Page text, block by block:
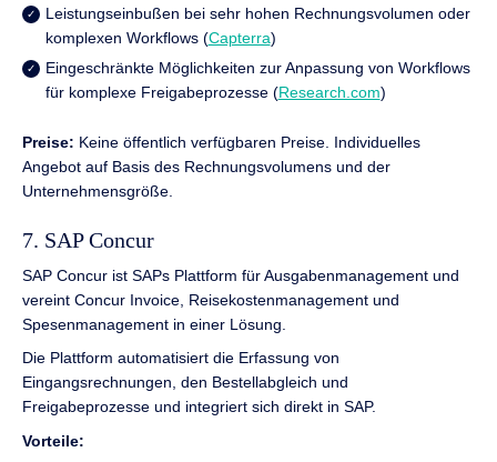
Leistungseinbußen bei sehr hohen Rechnungsvolumen oder
komplexen Workflows (Capterra)
Eingeschränkte Möglichkeiten zur Anpassung von Workflows
für komplexe Freigabeprozesse (Research.com)
Preise: Keine öffentlich verfügbaren Preise. Individuelles
Angebot auf Basis des Rechnungsvolumens und der
Unternehmensgröße.
7. SAP Concur
SAP Concur ist SAPs Plattform für Ausgabenmanagement und
vereint Concur Invoice, Reisekostenmanagement und
Spesenmanagement in einer Lösung.
Die Plattform automatisiert die Erfassung von
Eingangsrechnungen, den Bestellabgleich und
Freigabeprozesse und integriert sich direkt in SAP.
Vorteile: